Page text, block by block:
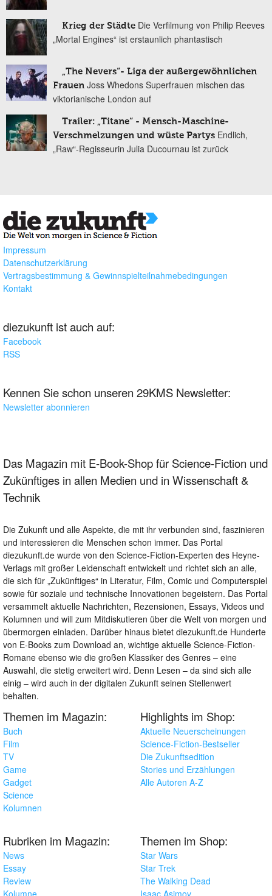
Krieg der Städte Die Verfilmung von Philip Reeves
„Mortal Engines“ ist erstaunlich phantastisch
„The Nevers“- Liga der außergewöhnlichen
Frauen Joss Whedons Superfrauen mischen das
viktorianische London auf
Trailer: „Titane“ - Mensch-Maschine-
Verschmelzungen und wüste Partys Endlich,
„Raw“-Regisseurin Julia Ducournau ist zurück
Impressum
Datenschutzerklärung
Vertragsbestimmung & Gewinnspielteilnahmebedingungen
Kontakt
diezukunft ist auch auf:
Facebook
RSS
Kennen Sie schon unseren 29KMS Newsletter:
Newsletter abonnieren
Das Magazin mit E-Book-Shop für Science-Fiction und
Zukünftiges in allen Medien und in Wissenschaft &
Technik
Die Zukunft und alle Aspekte, die mit ihr verbunden sind, faszinieren
und interessieren die Menschen schon immer. Das Portal
diezukunft.de wurde von den Science-Fiction-Experten des Heyne-
Verlags mit großer Leidenschaft entwickelt und richtet sich an alle,
die sich für „Zukünftiges“ in Literatur, Film, Comic und Computerspiel
sowie für soziale und technische Innovationen begeistern. Das Portal
versammelt aktuelle Nachrichten, Rezensionen, Essays, Videos und
Kolumnen und will zum Mitdiskutieren über die Welt von morgen und
übermorgen einladen. Darüber hinaus bietet diezukunft.de Hunderte
von E-Books zum Download an, wichtige aktuelle Science-Fiction-
Romane ebenso wie die großen Klassiker des Genres – eine
Auswahl, die stetig erweitert wird. Denn Lesen – da sind sich alle
einig – wird auch in der digitalen Zukunft seinen Stellenwert
behalten.
Themen im Magazin:
Buch
Film
TV
Game
Gadget
Science
Kolumnen
Highlights im Shop:
Aktuelle Neuerscheinungen
Science-Fiction-Bestseller
Die Zukunftsedition
Stories und Erzählungen
Alle Autoren A-Z
Rubriken im Magazin:
News
Essay
Review
Kolumne
Themen im Shop:
Star Wars
Star Trek
The Walking Dead
Isaac Asimov